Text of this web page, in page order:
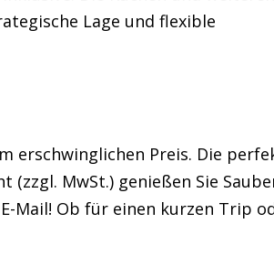
Lage und flexible
erschwinglichen Preis. Die
MwSt.) genießen Sie
Mail! Ob für einen kurzen Trip